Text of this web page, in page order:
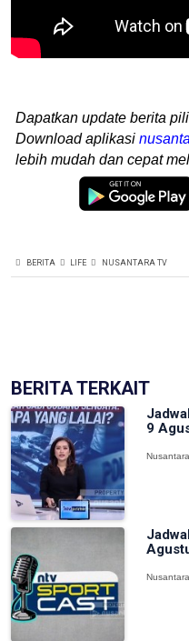
Dapatkan update berita
Download aplikasi
lebih mudah dan cepat
BERITA LIFE NUSANTARA TV
BERITA TERKAIT
9